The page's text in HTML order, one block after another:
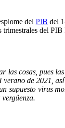
del PIB del
del
cosas, pues
de 2021,
supuesto virus